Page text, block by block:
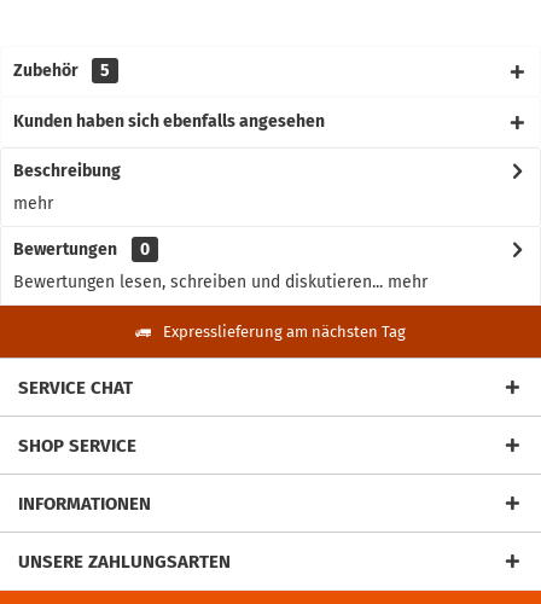
Zubehör 5
Kunden haben sich ebenfalls angesehen
Beschreibung
mehr
Bewertungen
0
Bewertungen lesen, schreiben und diskutieren... mehr
Expresslieferung am nächsten Tag
SERVICE CHAT
SHOP SERVICE
INFORMATIONEN
UNSERE ZAHLUNGSARTEN